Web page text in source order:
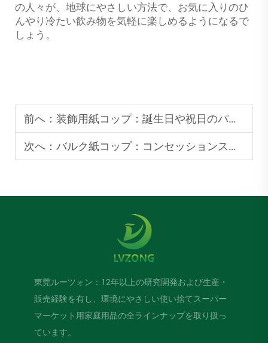
の人々が、地球にやさしい方法で、お気に入りのひ
んやり冷たい飲み物を気軽に楽しめるようになるで
しょう。
前へ： 装飾用紙コップ：誕生日や祝日のパーティーに魅力を加える
次へ： バルク紙コップ：コンセッションスタンドに不可欠な備品
東莞ルーツォン：12年以上の研究開発および生産・
販売経験を有し、環境にやさしい使い捨てスーパー
マーケット用家庭用品の全ラインナップを取り扱っ
ています。